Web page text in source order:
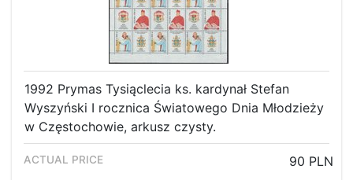
1992 Prymas Tysiąclecia ks. kardynał Stefan
Wyszyński I rocznica Światowego Dnia Młodzieży
w Częstochowie, arkusz czysty.
90 PLN